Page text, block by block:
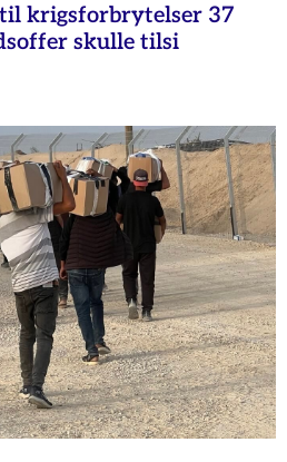
krigsforbrytelser 37
skulle tilsi